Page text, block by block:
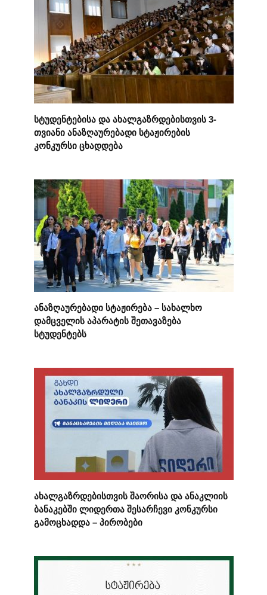
სტუდენტებისა და ახალგაზრდებისთვის 3-
თვიანი ანაზღაურებადი სტაჟირების
კონკურსი ცხადდება
ანაზღაურებადი სტაჟირება – სახალხო
დამცველის აპარატის შეთავაზება
სტუდენტებს
ახალგაზრდებისთვის შაორისა და ანაკლიის
ბანაკებში ლიდერთა შესარჩევი კონკურსი
გამოცხადდა – პირობები